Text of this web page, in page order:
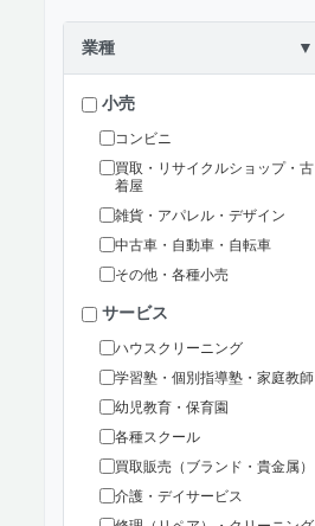
業種 ▼
小売
コンビニ
買取・リサイクルショップ・古
着屋
雑貨・アパレル・デザイン
中古車・自動車・自転車
その他・各種小売
サービス
ハウスクリーニング
学習塾・個別指導塾・家庭教師
幼児教育・保育園
各種スクール
買取販売（ブランド・貴金属）
介護・デイサービス